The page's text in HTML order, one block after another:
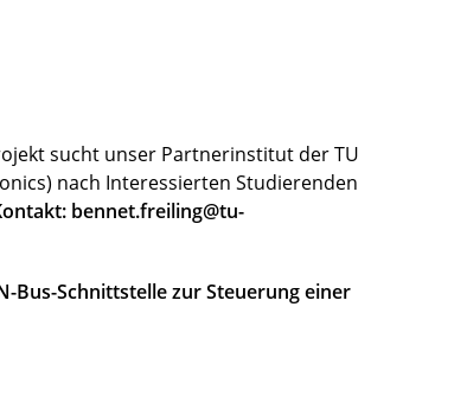
sucht unser Partnerinstitut der TU
nach Interessierten Studierenden
bennet.freiling@tu-
Bus-Schnittstelle zur Steuerung einer